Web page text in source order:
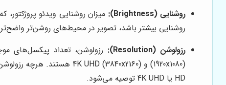
روشنایی (Brightness):
روشنایی بیشتر باشد، تصویر در محیط‌های روشن‌تر
رزولوشن (Resolution):
HD یا 4K UHD توصیه می‌شود.